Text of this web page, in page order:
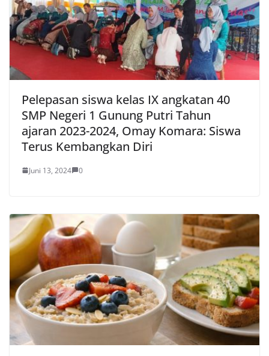
Pelepasan siswa kelas IX angkatan 40
SMP Negeri 1 Gunung Putri Tahun
ajaran 2023-2024, Omay Komara: Siswa
Terus Kembangkan Diri
Juni 13, 2024 0